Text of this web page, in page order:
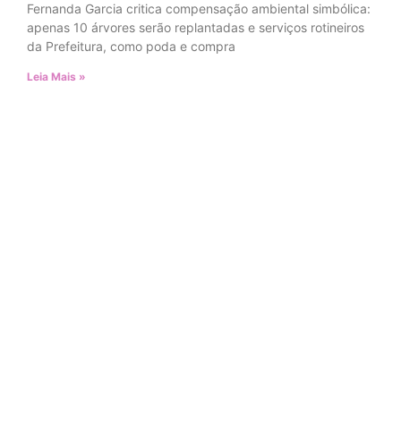
Fernanda Garcia critica compensação ambiental simbólica:
apenas 10 árvores serão replantadas e serviços rotineiros
da Prefeitura, como poda e compra
Leia Mais »